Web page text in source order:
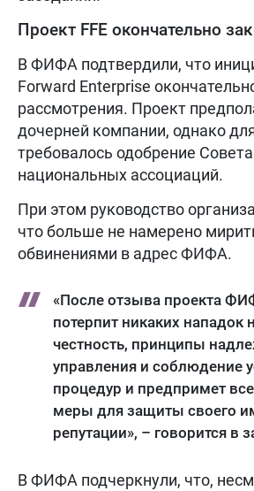
Проект FFE окончательно
В ФИФА подтвердили, что
Forward Enterprise
рассмотрения. Проект
дочерней компании, однако
требовалось одобрение
национальных ассоциаций.
При этом руководство
что больше не намерено
обвинениями в адрес ФИФА.
«После отзыва проекта
потерпит никаких нападок
честность, принципы
управления и соблюдение
процедур и предпримет
меры для защиты своего
репутации», – говорится в
В ФИФА подчеркнули, что,